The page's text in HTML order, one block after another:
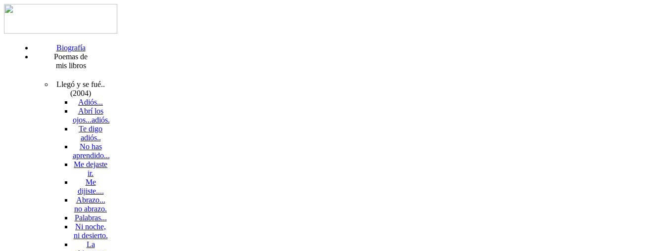
Biografía
Poemas de
mis libros
Llegó y se fué..
(2004)
Adiós...
Abrí los
ojos...adiós.
Te digo
adiós..
No has
aprendido...
Me dejaste
ir.
Me
dijiste....
Abrazo...
no abrazo.
Palabras...
Ni noche,
ni desierto.
La